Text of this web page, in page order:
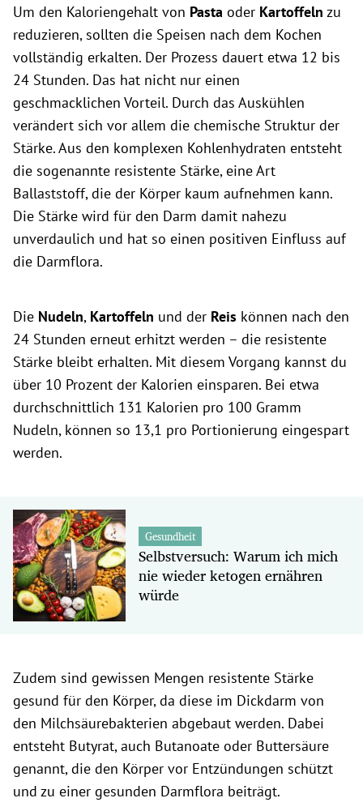
Um den Kaloriengehalt von Pasta oder Kartoffeln zu
reduzieren, sollten die Speisen nach dem Kochen
vollständig erkalten. Der Prozess dauert etwa 12 bis
24 Stunden. Das hat nicht nur einen
geschmacklichen Vorteil. Durch das Auskühlen
verändert sich vor allem die chemische Struktur der
Stärke. Aus den komplexen Kohlenhydraten entsteht
die sogenannte resistente Stärke, eine Art
Ballaststoff, die der Körper kaum aufnehmen kann.
Die Stärke wird für den Darm damit nahezu
unverdaulich und hat so einen positiven Einfluss auf
die Darmflora.
Die Nudeln, Kartoffeln und der Reis können nach den
24 Stunden erneut erhitzt werden – die resistente
Stärke bleibt erhalten. Mit diesem Vorgang kannst du
über 10 Prozent der Kalorien einsparen. Bei etwa
durchschnittlich 131 Kalorien pro 100 Gramm
Nudeln, können so 13,1 pro Portionierung eingespart
werden.
Gesundheit
Selbstversuch: Warum ich mich
nie wieder ketogen ernähren
würde
Zudem sind gewissen Mengen resistente Stärke
gesund für den Körper, da diese im Dickdarm von
den Milchsäurebakterien abgebaut werden. Dabei
entsteht Butyrat, auch Butanoate oder Buttersäure
genannt, die den Körper vor Entzündungen schützt
und zu einer gesunden Darmflora beiträgt.